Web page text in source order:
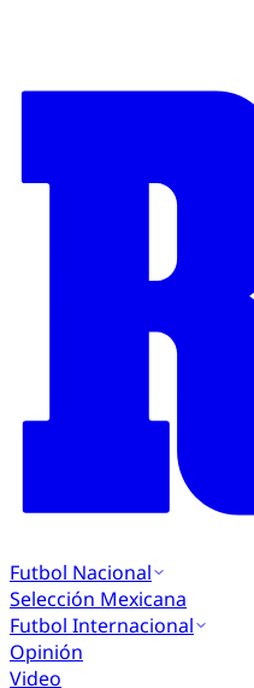
Futbol Nacional
Selección Mexicana
Futbol Internacional
Opinión
Video